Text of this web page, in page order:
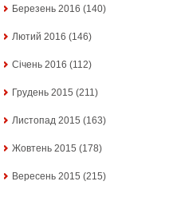
Березень 2016 (140)
Лютий 2016 (146)
Січень 2016 (112)
Грудень 2015 (211)
Листопад 2015 (163)
Жовтень 2015 (178)
Вересень 2015 (215)